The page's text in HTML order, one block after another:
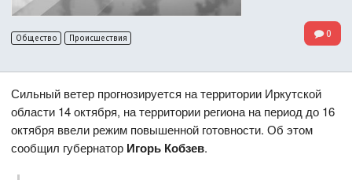
Общество Происшествия 0
Сильный ветер прогнозируется на территории Иркутской
области 14 октября, на территории региона на период до 16
октября ввели режим повышенной готовности. Об этом
сообщил губернатор Игорь Кобзев.